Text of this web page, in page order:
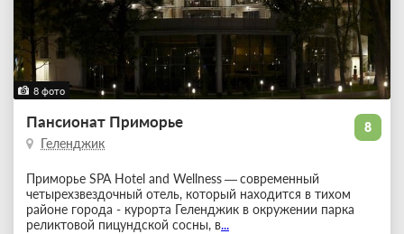
8 фото
8
Пансионат Приморье
Геленджик
Приморье SPA Hotel and Wellness—современный
четырехзвездочный отель, который находится в тихом
районе города - курорта Геленджик в окружении парка
реликтовой пицундской сосны, в...